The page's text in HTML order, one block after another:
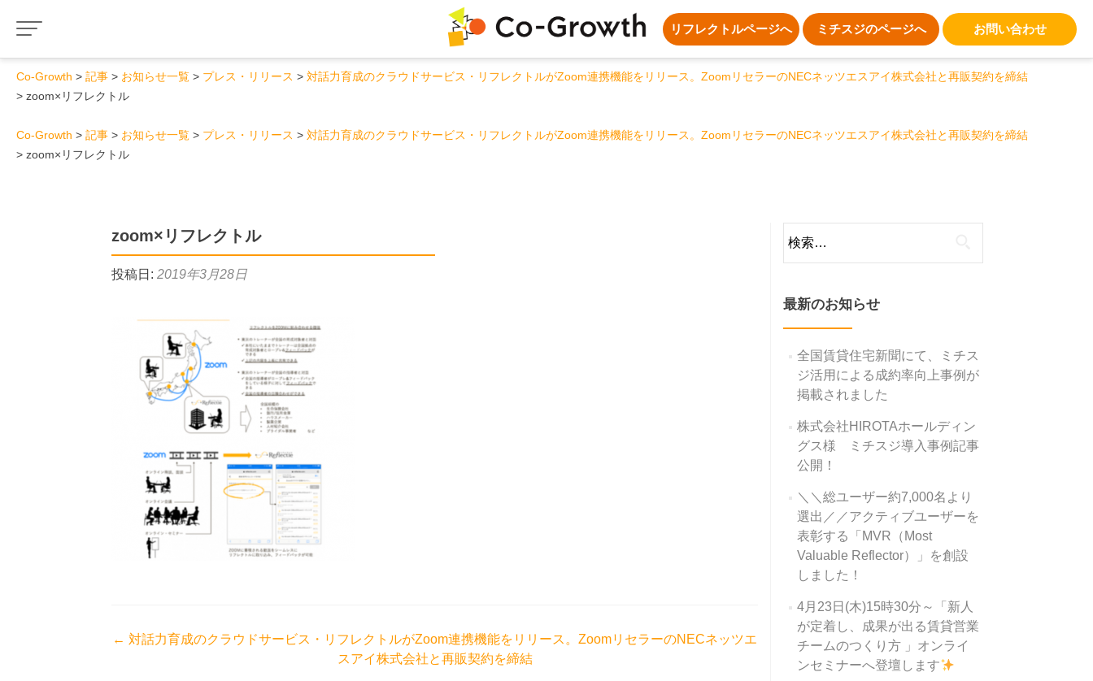
リフレクトルページへ ミチスジのページへ お問い合わせ
Co-Growth 記事 お知らせ一覧 プレス・リリース
対話力育成のクラウドサービス・リフレクトルがZoom連携機能をリリース。ZoomリセラーのNECネッツエスアイ株式会社と再販契約を締結
zoom×リフレクトル
Co-Growth 記事 お知らせ一覧 プレス・リリース
対話力育成のクラウドサービス・リフレクトルがZoom連携機能をリリース。ZoomリセラーのNECネッツエスアイ株式会社と再販契約を締結
zoom×リフレクトル
zoom×リフレクトル
投稿日: 2019年3月28日
投
← 対話力育成のクラウドサービス・リフレクトルがZoom連携機能をリリース。ZoomリセラーのNECネッツエ
スアイ株式会社と再販契約を締結
索:
最新のお知らせ
全国賃貸住宅新聞にて、ミチス
ジ活用による成約率向上事例が
掲載されました
株式会社HIROTAホールディン
グス様 ミチスジ導入事例記事
公開！
＼＼総ユーザー約7,000名より
選出／／アクティブユーザーを
表彰する「MVR（Most
Valuable Reflector）」を創設
しました！
4月23日(木)15時30分～「新人
が定着し、成果が出る賃貸営業
チームのつくり方 」オンライ
ンセミナーへ登壇します